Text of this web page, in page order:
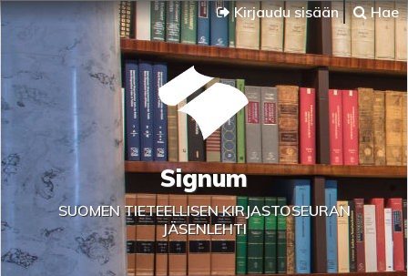
Kirjaudu sisään Hae
Signum
SUOMEN TIETEELLISEN KIRJASTOSEURAN
JÄSENLEHTI